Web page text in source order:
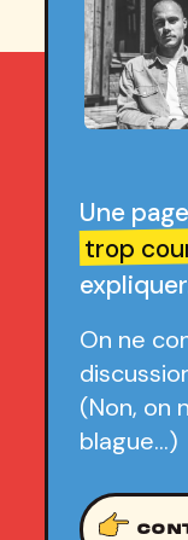
Une
trop
On ne
(Non, on
blague…)